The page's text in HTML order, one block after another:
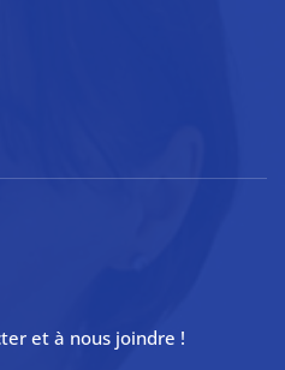
et à nous joindre !